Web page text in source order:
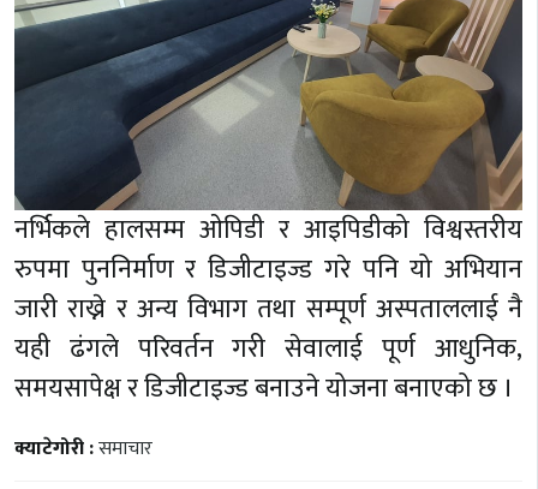
नर्भिकले हालसम्म ओपिडी र आइपिडीको विश्वस्तरीय
रुपमा पुननिर्माण र डिजीटाइज्ड गरे पनि यो अभियान
जारी राख्ने र अन्य विभाग तथा सम्पूर्ण अस्पताललाई नै
यही ढंगले परिवर्तन गरी सेवालाई पूर्ण आधुनिक,
समयसापेक्ष र डिजीटाइज्ड बनाउने योजना बनाएको छ ।
क्याटेगोरी :समाचार